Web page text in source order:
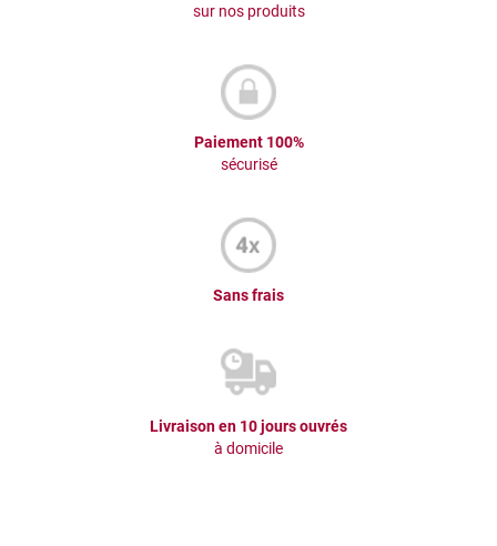
sur nos produits
Paiement 100%
sécurisé
Sans frais
Livraison en 10 jours ouvrés
à domicile